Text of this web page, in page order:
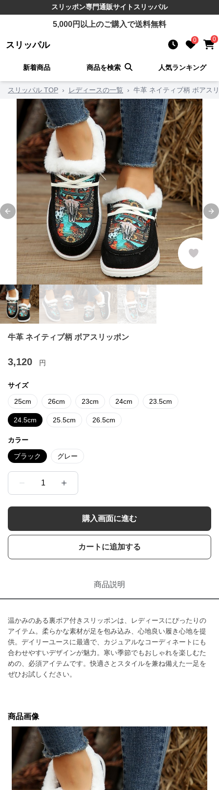
スリッポン専門通販サイト スリッパル
5,000円以上のご購入で送料無料
スリッパル 0 0
新着商品 商品を検索 人気ランキング
スリッパル TOP › レディースの一覧 › 牛革 ネイティブ柄 ボアス
Previous slide
牛革 ネイティブ柄 ボアスリッポン
3,120 円
サイズ
25cm 26cm 23cm 24cm 23.5cm
24.5cm 25.5cm 26.5cm
カラー
ブラック グレー
1
購入画面に進む
カートに追加する
商品説明
温かみのある裏ボア付きスリッポンは、レディースにぴったりの
アイテム。柔らかな素材が足を包み込み、心地良い履き心地を提
供。デイリーユースに最適で、カジュアルなコーディネートにも
合わせやすいデザインが魅力。寒い季節でもおしゃれを楽しむた
めの、必須アイテムです。快適さとスタイルを兼ね備えた一足を
ぜひお試しください。
商品画像